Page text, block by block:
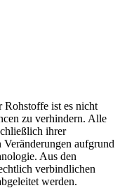
Rohstoffe ist es nicht
zu verhindern. Alle
ihrer
aufgrund
Aus den
verbindlichen
werden.